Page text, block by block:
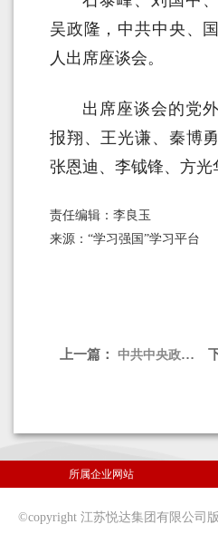
吴政隆，中共中央、
人出席座谈会。
出席座谈会的党
报翔、王光谦、秦博
张恩迪、李钺锋、方光
责任编辑：李良玉
来源：“学习强国”学习平台
上一篇：中共中央政治局召开会议 分析研究当前经济形势和经济工作 中共中央总书记习近平主持会议
所属企业网站
©copyright 江苏悦达集团有限公司